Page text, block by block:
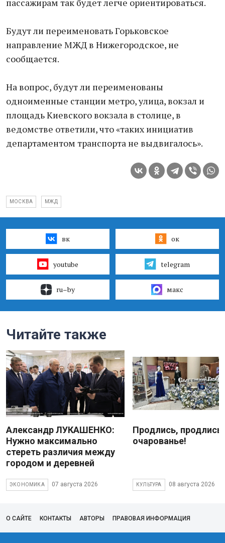
пассажирам так будет легче ориентироваться.
Будут ли переименовать Горьковское
направление МЖД в Нижегородское, не
сообщается.
На вопрос, будут ли переименованы
одноименные станции метро, улица, вокзал и
площадь Киевского вокзала в столице, в
ведомстве ответили, что «таких инициатив
департаментом транспорта не выдвигалось».
МОСКВА МЖД
вк ок
youtube telegram
ru–by макс
Читайте также
Александр ЛУКАШЕНКО:
Нужно максимально
стереть различия между
городом и деревней
ЭКОНОМИКА 07 августа 2026
Продлись, продлись
очарованье!
КУЛЬТУРА 08 августа 2026
О САЙТЕ КОНТАКТЫ АВТОРЫ ПРАВОВАЯ ИНФОРМАЦИЯ